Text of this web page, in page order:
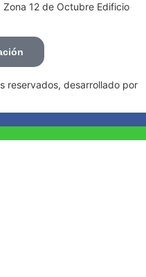
Zona 12 de Octubre Edificio
reservados, desarrollado por